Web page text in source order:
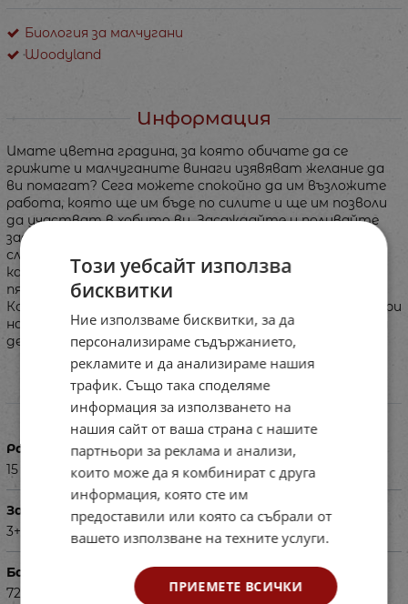
Биология за малчугани
Woodyland
Информация
Имате цветна градина, за която обичате да се
грижите и малчуганите винаги изявяват желание да
ви помагат? Сега можете спокойно да им възложите
работа, която ще им бъде по силите и ще им позволи
да участват в хобито ви. Засаждайте и поливайте
заедно, докато се наслаждавате на приятното
слънце. Детската кофичка в жълт цвят е подходяща
както за игра на двора, в градината, така и на
пясъчника. Има дървена дръжка за носене отгоре.
Компактният й размер я прави лесна за носене. Размери
на кофичката: 12 x 10 x 15см. Играчката е подходяща за
деца над 3 години.\rЦената е за един брой кофичка.
Характеристики
Размери в см
15 х 12 х 10см.
За деца на възраст
3+
Баркод (ISBN, UPC, др.)
723391466
Този уебсайт използва
бисквитки
Ние използваме бисквитки, за да
персонализираме съдържанието,
рекламите и да анализираме нашия
трафик. Също така споделяме
информация за използването на
нашия сайт от ваша страна с нашите
партньори за реклама и анализи,
които може да я комбинират с друга
информация, която сте им
предоставили или която са събрали от
вашето използване на техните услуги.
ПРИЕМЕТЕ ВСИЧКИ